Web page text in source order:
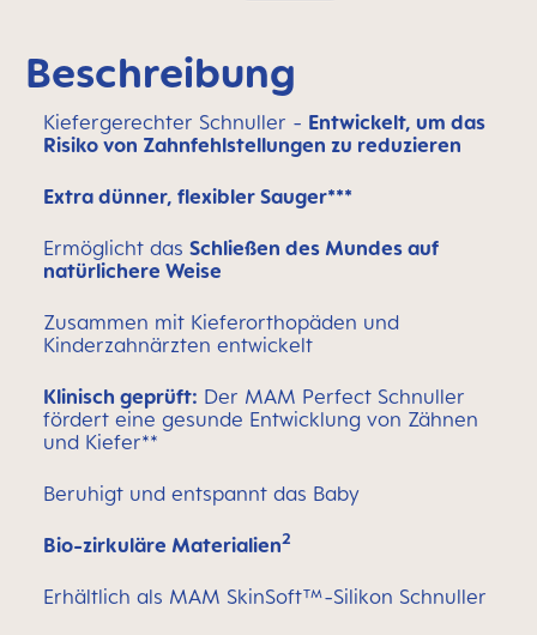
Beschreibung
Kiefergerechter Schnuller - Entwickelt, um das
Risiko von Zahnfehlstellungen zu reduzieren
Extra dünner, flexibler Sauger***
Ermöglicht das Schließen des Mundes auf
natürlichere Weise
Zusammen mit Kieferorthopäden und
Kinderzahnärzten entwickelt
Klinisch geprüft: Der MAM Perfect Schnuller
fördert eine gesunde Entwicklung von Zähnen
und Kiefer**
Beruhigt und entspannt das Baby
Bio-zirkuläre Materialien2
Erhältlich als MAM SkinSoft™-Silikon Schnuller